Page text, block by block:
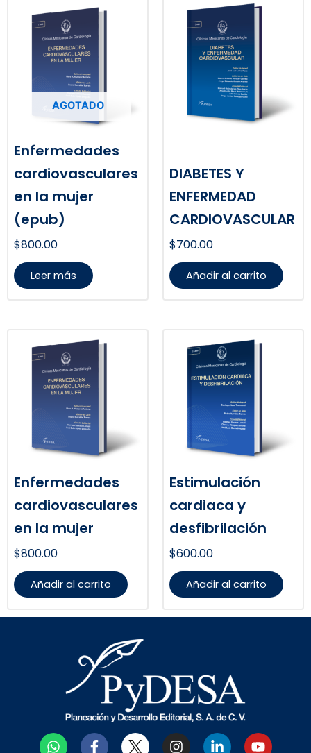
AGOTADO
Enfermedades
cardiovasculares
en la mujer
(epub)
$800.00
Leer más
DIABETES Y
ENFERMEDAD
CARDIOVASCULAR
$700.00
Añadir al carrito
Enfermedades
cardiovasculares
en la mujer
$800.00
Añadir al carrito
Estimulación
cardiaca y
desfibrilación
$600.00
Añadir al carrito
W
F
I
L
Y